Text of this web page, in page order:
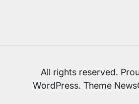
© All rights reserved.
WordPress. Theme